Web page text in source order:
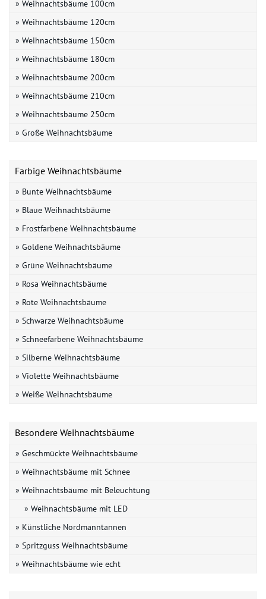
» Weihnachtsbäume 100cm
» Weihnachtsbäume 120cm
» Weihnachtsbäume 150cm
» Weihnachtsbäume 180cm
» Weihnachtsbäume 200cm
» Weihnachtsbäume 210cm
» Weihnachtsbäume 250cm
» Große Weihnachtsbäume
Farbige Weihnachtsbäume
» Bunte Weihnachtsbäume
» Blaue Weihnachtsbäume
» Frostfarbene Weihnachtsbäume
» Goldene Weihnachtsbäume
» Grüne Weihnachtsbäume
» Rosa Weihnachtsbäume
» Rote Weihnachtsbäume
» Schwarze Weihnachtsbäume
» Schneefarbene Weihnachtsbäume
» Silberne Weihnachtsbäume
» Violette Weihnachtsbäume
» Weiße Weihnachtsbäume
Besondere Weihnachtsbäume
» Geschmückte Weihnachtsbäume
» Weihnachtsbäume mit Schnee
» Weihnachtsbäume mit Beleuchtung
» Weihnachtsbäume mit LED
» Künstliche Nordmanntannen
» Spritzguss Weihnachtsbäume
» Weihnachtsbäume wie echt